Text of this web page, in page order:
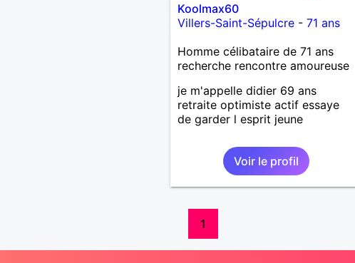
Koolmax60
Villers-Saint-Sépulcre- 71 ans
Homme célibataire de 71 ans
recherche rencontre amoureuse
je m'appelle didier 69 ans
retraite optimiste actif essaye
de garder l esprit jeune
Voir le profil
1